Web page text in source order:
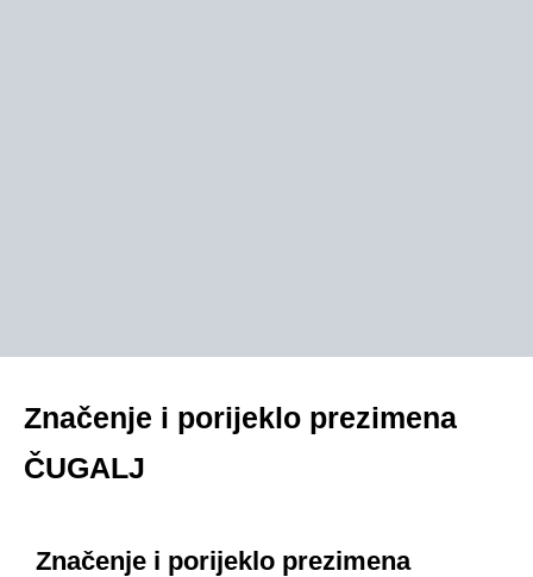
Značenje i porijeklo prezimena
ČUGALJ
Značenje i porijeklo prezimena